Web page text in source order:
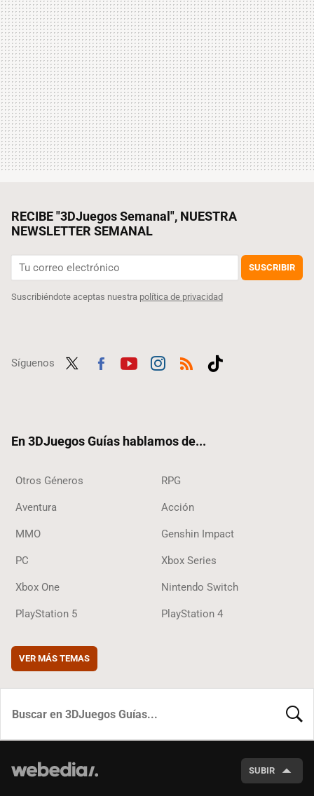
RECIBE "3DJuegos Semanal", NUESTRA
NEWSLETTER SEMANAL
SUSCRIBIR
Suscribiéndote aceptas nuestra política de privacidad
Síguenos
En 3DJuegos Guías hablamos de...
Otros Géneros RPG
Aventura Acción
MMO Genshin Impact
PC Xbox Series
Xbox One Nintendo Switch
PlayStation 5 PlayStation 4
VER MÁS TEMAS
SUBIR